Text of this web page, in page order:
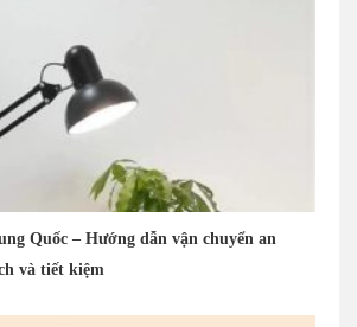
Quốc – Hướng dẫn vận chuyển an
và tiết kiệm